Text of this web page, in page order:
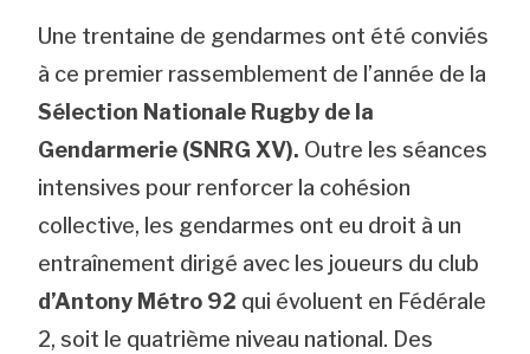
Une trentaine de gendarmes ont été conviés
à ce premier rassemblement de l’année de la
Sélection Nationale Rugby de la
Gendarmerie (SNRG XV). Outre les séances
intensives pour renforcer la cohésion
collective, les gendarmes ont eu droit à un
entraînement dirigé avec les joueurs du club
d’Antony Métro 92 qui évoluent en Fédérale
2, soit le quatrième niveau national. Des